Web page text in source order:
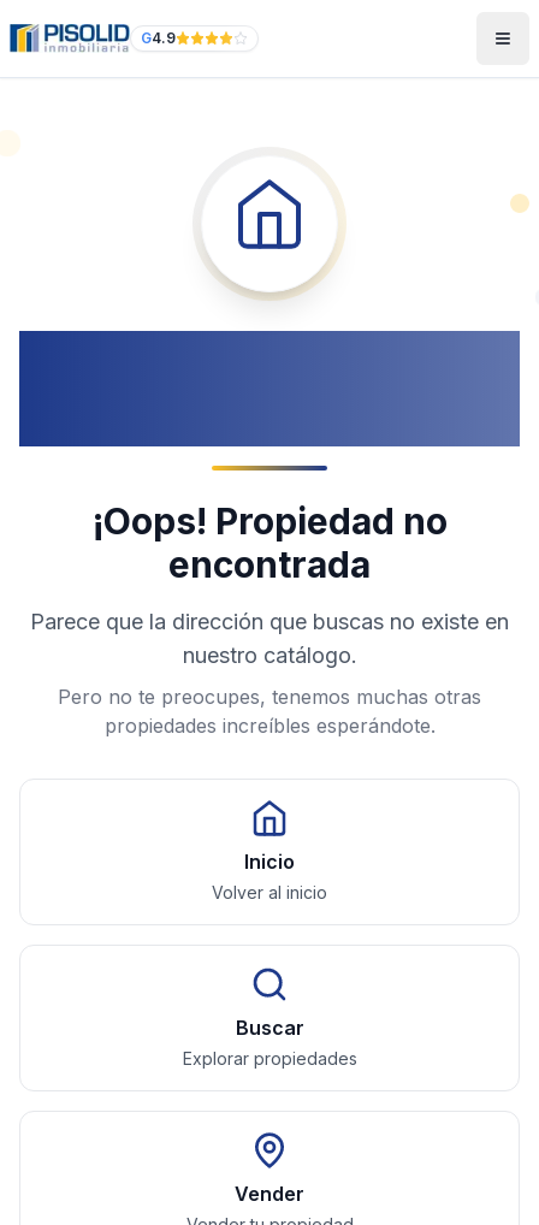
G4.9
¡Oops! Propiedad no
encontrada
Parece que la dirección que buscas no existe en
nuestro catálogo.
Pero no te preocupes, tenemos muchas otras
propiedades increíbles esperándote.
Inicio
Volver al inicio
Buscar
Explorar propiedades
Vender